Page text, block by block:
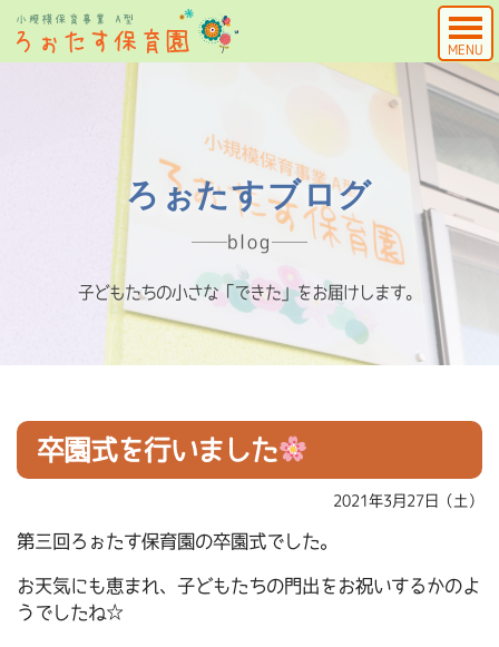
MENU
ろぉたすブログ
blog
子どもたちの小さな「できた」をお届けします。
卒園式を行いました
2021年3月27日（土）
第三回ろぉたす保育園の卒園式でした。
お天気にも恵まれ、子どもたちの門出をお祝いするかのよ
うでしたね☆